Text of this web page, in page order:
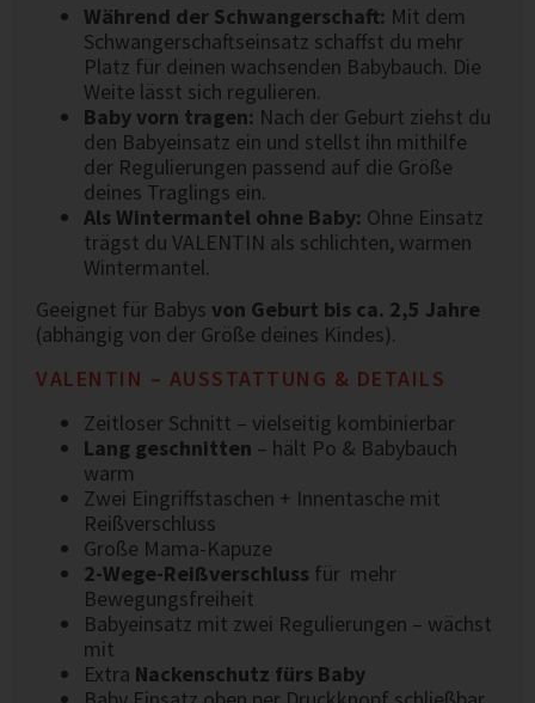
Während der Schwangerschaft: Mit dem
Schwangerschaftseinsatz schaffst du mehr
Platz für deinen wachsenden Babybauch. Die
Weite lässt sich regulieren.
Baby vorn tragen: Nach der Geburt ziehst du
den Babyeinsatz ein und stellst ihn mithilfe
der Regulierungen passend auf die Größe
deines Traglings ein.
Als Wintermantel ohne Baby: Ohne Einsatz
trägst du VALENTIN als schlichten, warmen
Wintermantel.
Geeignet für Babys von Geburt bis ca. 2,5 Jahre
(abhängig von der Größe deines Kindes).
VALENTIN – AUSSTATTUNG & DETAILS
Zeitloser Schnitt – vielseitig kombinierbar
Lang geschnitten – hält Po & Babybauch
warm
Zwei Eingriffstaschen + Innentasche mit
Reißverschluss
Große Mama-Kapuze
2-Wege-Reißverschluss für mehr
Bewegungsfreiheit
Babyeinsatz mit zwei Regulierungen – wächst
mit
Extra Nackenschutz fürs Baby